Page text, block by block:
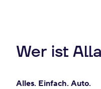
Wer ist
Alles. Einfach. Auto.